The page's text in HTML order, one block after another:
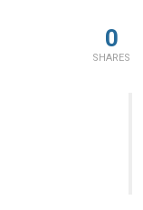
0
SHARES